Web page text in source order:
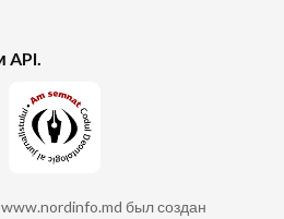
API.
был создан